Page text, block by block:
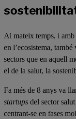
Al mateix temps, i
en l’ecosistema,
sectors que en aquell
el de la salut, la
Fa més de 8 anys va
startups del sector
centrant-se en fases